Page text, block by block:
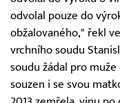
odvolal pouze do
obžalovaného," řekl
vrchního soudu
soudu žádal pro
souzen i se svou